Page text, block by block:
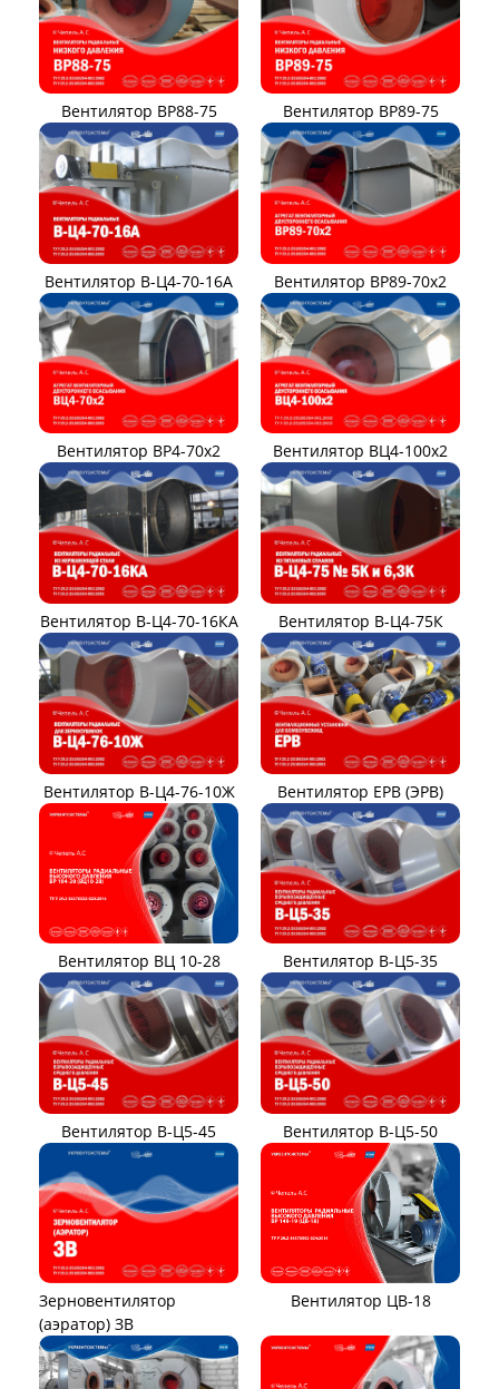
Вентилятор ВР88-75 Вентилятор ВР89-75
Вентилятор В-Ц4-70-16А Вентилятор ВР89-70x2
Вентилятор ВР4-70x2 Вентилятор ВЦ4-100х2
Вентилятор В-Ц4-70-16КА Вентилятор В-Ц4-75К
Вентилятор В-Ц4-76-10Ж Вентилятор ЕРВ (ЭРВ)
Вентилятор ВЦ 10-28 Вентилятор В-Ц5-35
Вентилятор В-Ц5-45 Вентилятор В-Ц5-50
Зерновентилятор
(аэратор) ЗВ
Вентилятор ЦВ-18